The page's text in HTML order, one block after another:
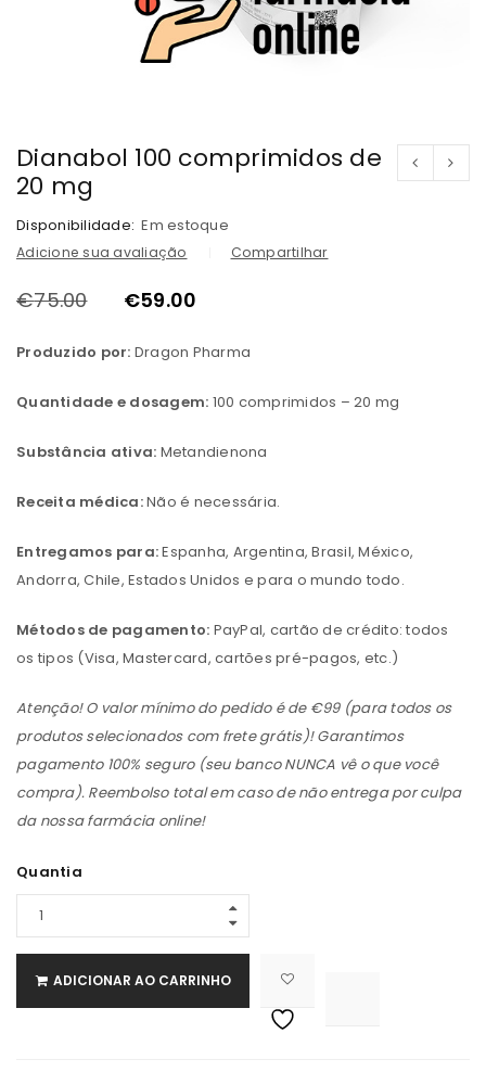
Dianabol 100 comprimidos de
20 mg
Disponibilidade: Em estoque
Adicione sua avaliação Compartilhar
€75.00 €59.00
Produzido por: Dragon Pharma
Quantidade e dosagem: 100 comprimidos – 20 mg
Substância ativa: Metandienona
Receita médica:Não é necessária.
Entregamos para:Espanha, Argentina, Brasil, México,
Andorra, Chile, Estados Unidos e para o mundo todo.
Métodos de pagamento: PayPal, cartão de crédito: todos
os tipos (Visa, Mastercard, cartões pré-pagos, etc.)
Atenção! O valor mínimo do pedido é de €99 (para todos os
produtos selecionados com frete grátis)! Garantimos
pagamento 100% seguro (seu banco NUNCA vê o que você
compra). Reembolso total em caso de não entrega por culpa
da nossa farmácia online!
Quantia
ADICIONAR AO CARRINHO